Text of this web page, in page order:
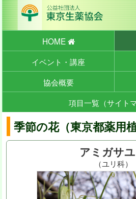
HOME
イベント・講座
協会概要
項目一覧（サイト
季節の花（東京都薬用植
アミガサ
（ユリ科）